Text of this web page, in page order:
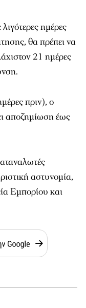
ημέρες
θα πρέπει να
21 ημέρες
πριν), ο
αποζημίωση έως
αστυνομία,
Εμπορίου και